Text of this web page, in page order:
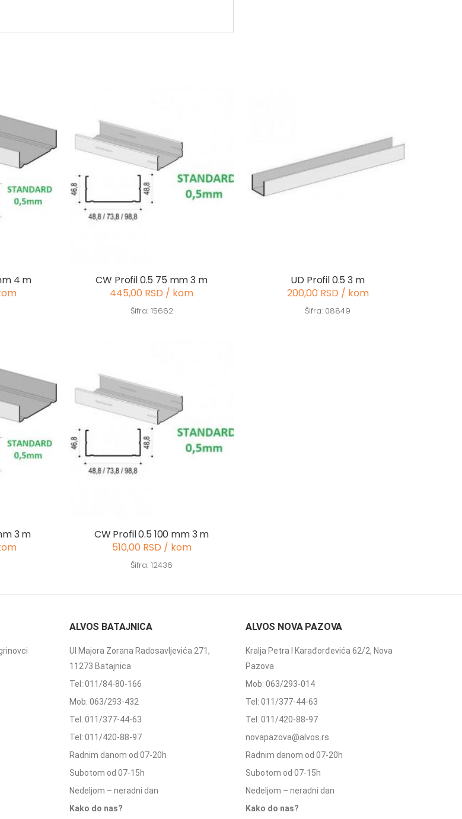
4 m
CW Profil 0.5 75 mm 3 m
445,00 RSD / kom
Šifra: 15662
UD Profil 0.5 3 m
200,00 RSD / kom
Šifra: 08849
3 m
CW Profil 0.5 100 mm 3 m
510,00 RSD / kom
Šifra: 12436
ALVOS BATAJNICA
Ul Majora Zorana Radosavljevića 271,
11273 Batajnica
Tel: 011/84-80-166
Mob: 063/293-432
Tel: 011/377-44-63
Tel: 011/420-88-97
Radnim danom od 07-20h
Subotom od 07-15h
Nedeljom – neradni dan
Kako do nas?
ALVOS NOVA PAZOVA
Kralja Petra I Karađorđevića 62/2, Nova
Pazova
Mob: 063/293-014
Tel: 011/377-44-63
Tel: 011/420-88-97
novapazova@alvos.rs
Radnim danom od 07-20h
Subotom od 07-15h
Nedeljom – neradni dan
Kako do nas?